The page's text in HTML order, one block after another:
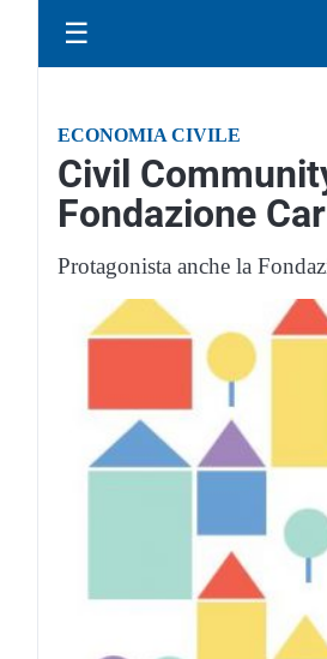
☰
ECONOMIA CIVILE
Civil
Fondazione
Protagonista anche la